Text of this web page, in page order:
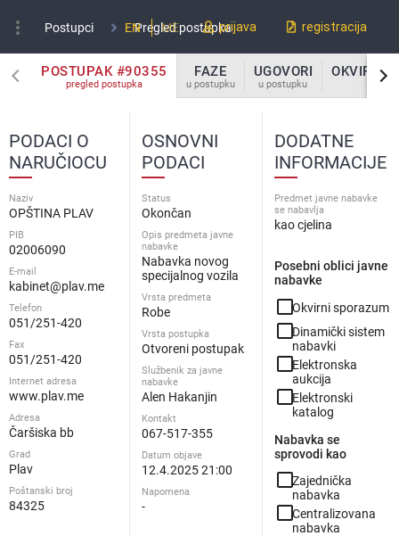
more_vert Postupci Pregled postupka
EN ME prijava registracija
POSTUPAK #90355
pregled postupka
FAZE
u postupku
UGOVORI
u postupku
OKVIRNI
u
OSNOVNI
PODACI
Status
Okončan
Opis predmeta javne
nabavke
Nabavka novog
specijalnog vozila
Vrsta predmeta
Robe
Vrsta postupka
Otvoreni postupak
Službenik za javne
nabavke
Alen Hakanjin
Kontakt
067-517-355
Datum objave
12.4.2025 21:00
Napomena
-
DODATNE
INFORMACIJE
Predmet javne nabavke
se nabavlja
kao cjelina
Posebni oblici javne
nabavke
check_box_outline_blankOkvirni sporazum
check_box_outline_blankDinamički sistem
nabavki
check_box_outline_blankElektronska
aukcija
check_box_outline_blankElektronski
katalog
Nabavka se
sprovodi kao
check_box_outline_blankZajednička
nabavka
check_box_outline_blankCentralizovana
nabavka
PODACI O
NARUČIOCU
Naziv
OPŠTINA PLAV
PIB
02006090
E-mail
kabinet@plav.me
Telefon
051/251-420
Fax
051/251-420
Internet adresa
www.plav.me
Adresa
Čaršiska bb
Grad
Plav
Poštanski broj
84325